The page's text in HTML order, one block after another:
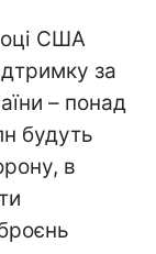
США
за
– понад
будуть
в